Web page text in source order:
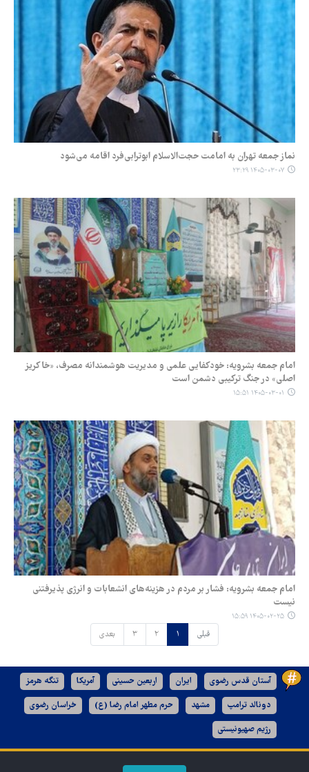
نماز جمعه تهران به امامت حجت‌الاسلام ابوترابی‌فرد اقامه می‌شود
۱۴۰۵-۰۳-۰۷ ۲۳:۲۹
امام جمعه بشرویه: خودکفایی علمی و مدیریت هوشمندانه مصرف، «خاکریز
اصلی» در جنگ ترکیبی دشمن است
۱۴۰۵-۰۳-۰۱ ۱۵:۵۱
امام جمعه بشرویه: فشار بر مردم در هزینه‌های انشعابات و انرژی پذیرفتنی
نیست
۱۴۰۵-۰۲-۲۵ ۱۵:۵۹
قبلی ۱ ۲ ۳ بعدی
آستان قدس رضوی ایران اربعین حسینی آمریکا تنگه هرمز
دونالد ترامپ مشهد حرم مطهر امام رضا (ع) خراسان رضوی
رژیم صهیونیستی